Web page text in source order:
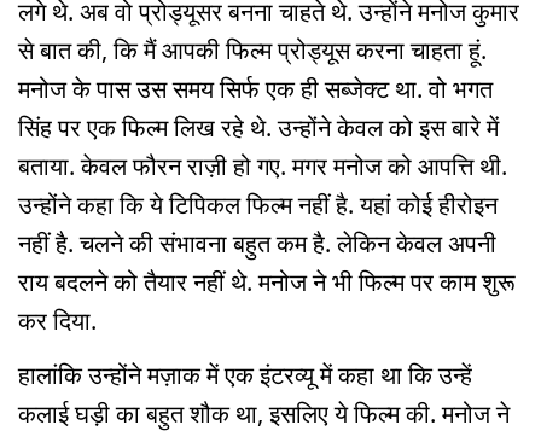
लगे थे. अब वो प्रोड्यूसर बनना चाहते थे. उन्होंने मनोज कुमार
से बात की, कि मैं आपकी फिल्म प्रोड्यूस करना चाहता हूं.
मनोज के पास उस समय सिर्फ एक ही सब्जेक्ट था. वो भगत
सिंह पर एक फिल्म लिख रहे थे. उन्होंने केवल को इस बारे में
बताया. केवल फौरन राज़ी हो गए. मगर मनोज को आपत्ति थी.
उन्होंने कहा कि ये टिपिकल फिल्म नहीं है. यहां कोई हीरोइन
नहीं है. चलने की संभावना बहुत कम है. लेकिन केवल अपनी
राय बदलने को तैयार नहीं थे. मनोज ने भी फिल्म पर काम शुरू
कर दिया.
हालांकि उन्होंने मज़ाक में एक इंटरव्यू में कहा था कि उन्हें
कलाई घड़ी का बहुत शौक था, इसलिए ये फिल्म की. मनोज ने